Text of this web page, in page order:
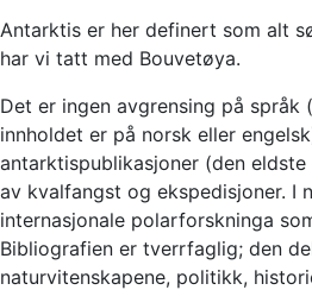
Antarktis er her definert som alt
har vi tatt med Bouvetøya.
Det er ingen avgrensing på språk
innholdet er på norsk eller
antarktispublikasjoner (den
av kvalfangst og ekspedisjoner. I
internasjonale polarforskninga
Bibliografien er tverrfaglig; den
naturvitenskapene, politikk,